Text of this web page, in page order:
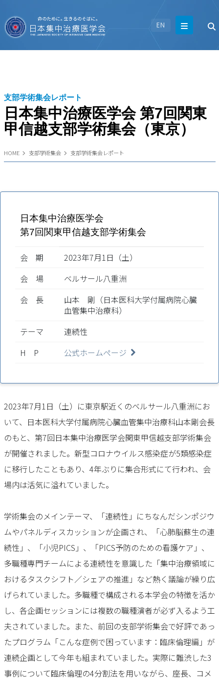
EN
支部学術集会レポート
日本集中治療医学会 第7回関東
甲信越支部学術集会（東京）
HOME 支部学術集会 支部学術集会レポート
日本集中治療医学会
第7回関東甲信越支部学術集会
会 期
2023年7月1日（土）
会 場
ベルサール八重洲
会 長
山本 剛（日本医科大学付属病院心臓
血管集中治療科）
テーマ
連続性
H P
公式ホームページ
2023年7月1日（土）に東京駅近くのベルサール八重洲にお
いて、日本医科大学付属病院心臓血管集中治療科山本剛会長
のもと、第7回日本集中治療医学会関東甲信越支部学術集会
が開催されました。新型コロナウイルス感染症が5類感染症
に移行したこともあり、4年ぶりに集合形式にて行われ、会
場内は活気に溢れていました。
学術集会のメインテーマ、「連続性」にちなんだシンポジウ
ムやパネルディスカッションが企画され、「心肺脳蘇生の連
続性」、「小児PICS」、「PICS予防のための看護ケア」、
多職種専門チームによる連続性を意識した「集中治療領域に
おけるタスクシフト／シェアの推進」など熱く議論が繰り広
げられていました。多職種で構成される本学会の特徴を活か
し、各企画セッションには複数の職種演者が必ず入るよう工
夫されていました。また、前回の支部学術集会で好評であっ
たプログラム「こんな症例で困っています：臨床倫理編」が
連続企画として今年も組まれていました。実際に難渋した3
事例について臨床倫理の4分割法を用いながら、座長、コメ